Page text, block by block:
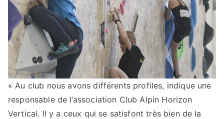
« Au club nous avons différents profiles, indique une
responsable de l’association Club Alpin Horizon
Vertical. Il y a ceux qui se satisfont très bien de la